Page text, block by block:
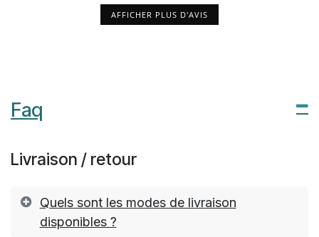
AFFICHER PLUS D'AVIS
Faq
Livraison / retour
Quels sont les modes de livraison
disponibles ?